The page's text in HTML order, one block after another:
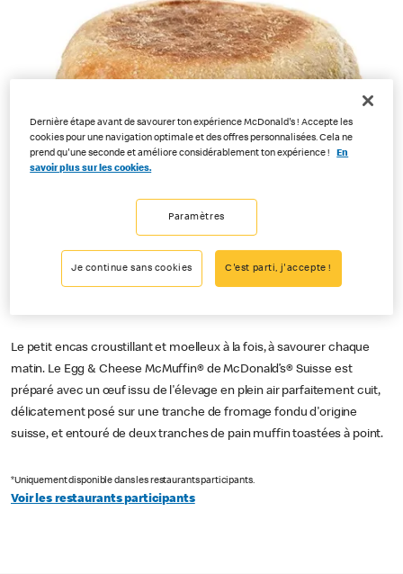
Le petit encas croustillant et moelleux à la fois, à savourer chaque
matin. Le Egg & Cheese McMuffin® de McDonald’s® Suisse est
préparé avec un œuf issu de l'élevage en plein air parfaitement cuit,
délicatement posé sur une tranche de fromage fondu d'origine
suisse, et entouré de deux tranches de pain muffin toastées à point.
*Uniquement disponible dans les restaurants participants.
Voir les restaurants participants
Dernière étape avant de savourer ton expérience McDonald's ! Accepte les
cookies pour une navigation optimale et des offres personnalisées. Cela ne
prend qu'une seconde et améliore considérablement ton expérience !
En
savoir plus sur les cookies.
Paramètres
Je continue sans cookies C'est parti, j'accepte !